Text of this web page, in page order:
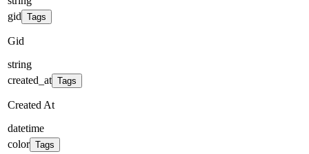
gid Tags
Gid
string
created_at Tags
Created At
datetime
color Tags